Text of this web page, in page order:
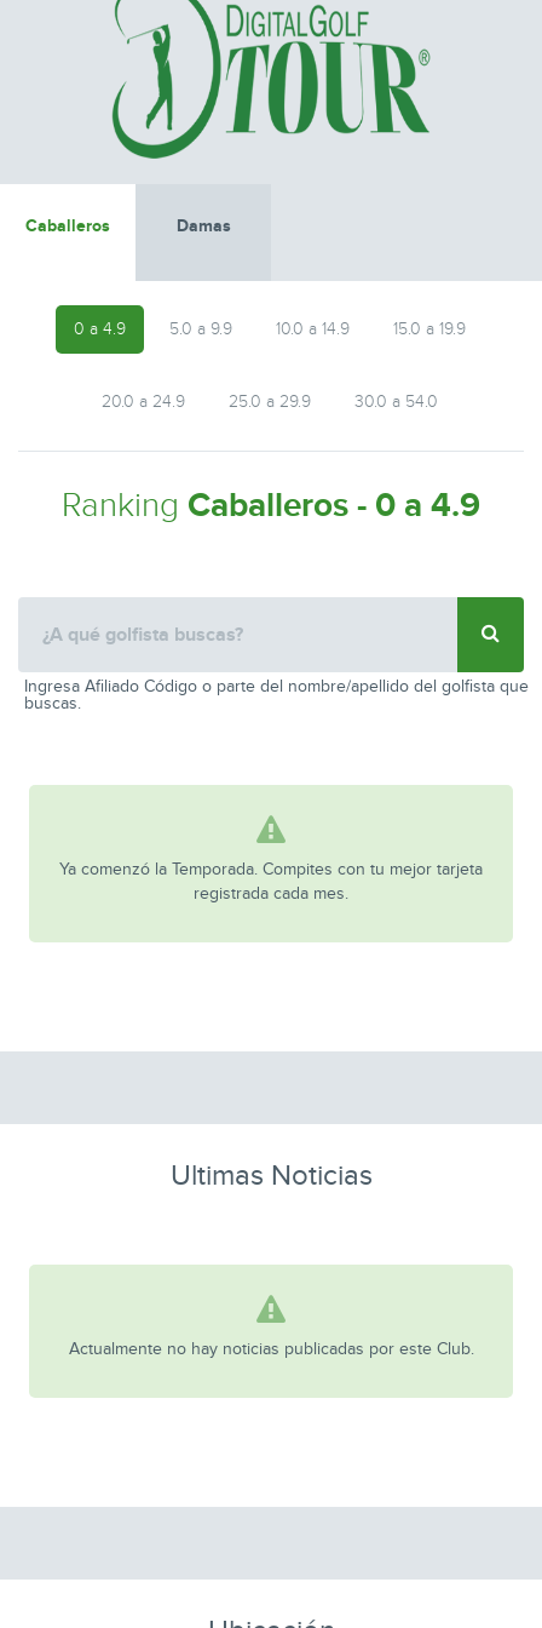
Caballeros Damas
0 a 4.9 5.0 a 9.9 10.0 a 14.9 15.0 a 19.9
20.0 a 24.9 25.0 a 29.9 30.0 a 54.0
Ranking Caballeros - 0 a 4.9
Ingresa Afiliado Código o parte del nombre/apellido del golfista que
buscas.
Ya comenzó la Temporada. Compites con tu mejor tarjeta
registrada cada mes.
Ultimas Noticias
Actualmente no hay noticias publicadas por este Club.